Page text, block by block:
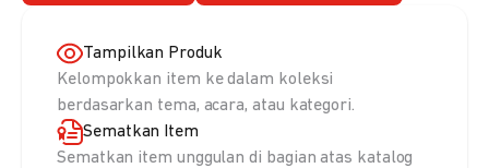
Tampilkan Produk
Kelompokkan item ke dalam koleksi
berdasarkan tema, acara, atau kategori.
Sematkan Item
Sematkan item unggulan di bagian atas katalog